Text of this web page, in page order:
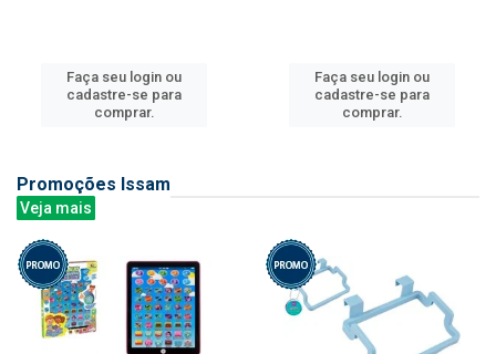
Faça seu login ou
cadastre-se para
comprar.
Faça seu login ou
cadastre-se para
comprar.
Promoções Issam
Veja mais